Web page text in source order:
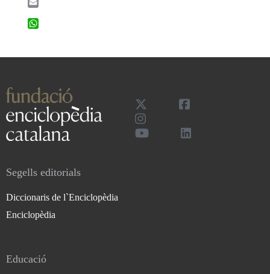
Segells editorials
Diccionaris de l`Enciclopèdia
Enciclopèdia
Educació